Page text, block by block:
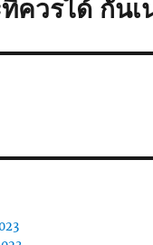
ควรได้ กัน